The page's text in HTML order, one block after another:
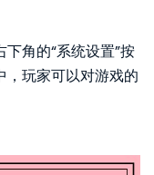
角的“系统设置”按
，玩家可以对游戏的